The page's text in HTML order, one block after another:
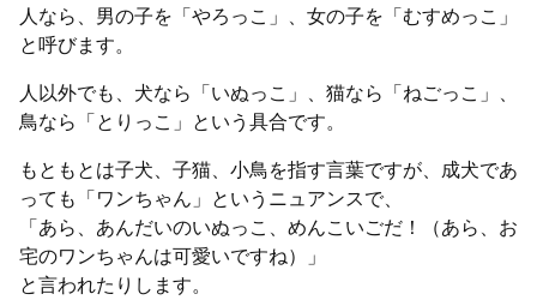
人なら、男の子を「やろっこ」、女の子を「むすめっこ」
と呼びます。
人以外でも、犬なら「いぬっこ」、猫なら「ねごっこ」、
鳥なら「とりっこ」という具合です。
もともとは子犬、子猫、小鳥を指す言葉ですが、成犬であ
っても「ワンちゃん」というニュアンスで、
「あら、あんだいのいぬっこ、めんこいごだ！（あら、お
宅のワンちゃんは可愛いですね）」
と言われたりします。